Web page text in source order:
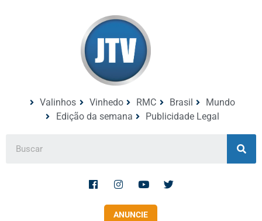
Valinhos Vinhedo RMC Brasil
Mundo
Edição da semana
Publicidade Legal
ANUNCIE